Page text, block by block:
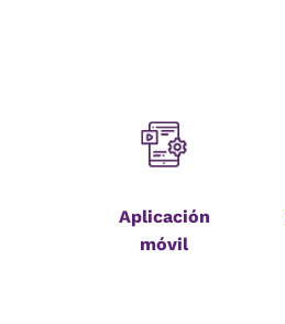
Aplicación
móvil